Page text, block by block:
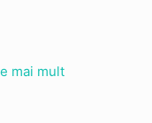
mai mult